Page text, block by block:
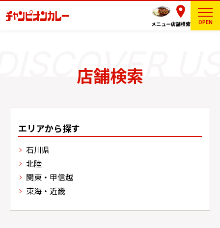
メニュー店舗検索 OPEN
店舗検索
エリアから探す
石川県
北陸
関東・甲信越
東海・近畿